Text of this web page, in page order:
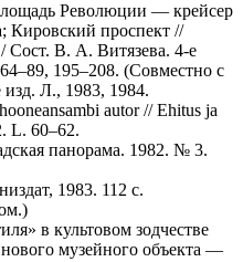
Революции — крейсер
проспект //
Сост. В. А. Витязева. 4-е
195–208. (Совместно с
Л., 1983, 1984.
autor // Ehitus ja
L. 60–62.
панорама. 1982. № 3.
1983. 112 с.
в культовом зодчестве
музейного объекта —